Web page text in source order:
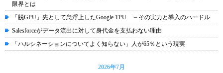
限界とは
「脱GPU」先として急浮上したGoogle TPU ～その実力と導入のハードル
Salesforceがデータ流出に対して身代金を支払わない理由
「ハルシネーションについてよく知らない」人が65％という現実
2026年7月